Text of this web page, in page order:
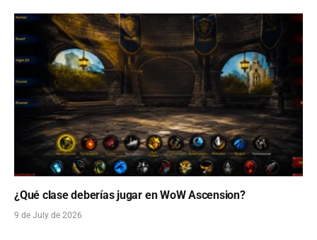
¿Qué clase deberías jugar en WoW Ascension?
9 de July de 2026